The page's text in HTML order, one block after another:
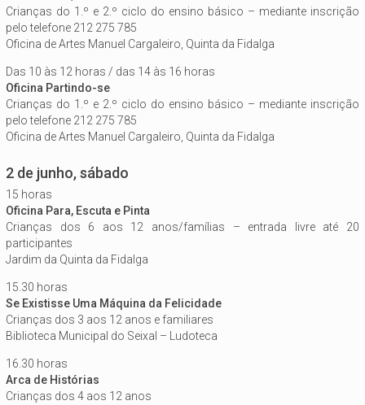
Crianças do 1.º e 2.º ciclo do ensino básico – mediante inscrição
pelo telefone 212 275 785
Oficina de Artes Manuel Cargaleiro, Quinta da Fidalga
Das 10 às 12 horas / das 14 às 16 horas
Oficina Partindo-se
Crianças do 1.º e 2.º ciclo do ensino básico – mediante inscrição
pelo telefone 212 275 785
Oficina de Artes Manuel Cargaleiro, Quinta da Fidalga
2 de junho, sábado
15 horas
Oficina Para, Escuta e Pinta
Crianças dos 6 aos 12 anos/famílias – entrada livre até 20
participantes
Jardim da Quinta da Fidalga
15.30 horas
Se Existisse Uma Máquina da Felicidade
Crianças dos 3 aos 12 anos e familiares
Biblioteca Municipal do Seixal – Ludoteca
16.30 horas
Arca de Histórias
Crianças dos 4 aos 12 anos